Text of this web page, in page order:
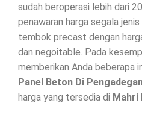
sudah beroperasi lebih dari
penawaran harga segala jenis
tembok precast dengan
dan negoitable. Pada
memberikan Anda beberapa
Panel Beton Di
harga yang tersedia di Mahri